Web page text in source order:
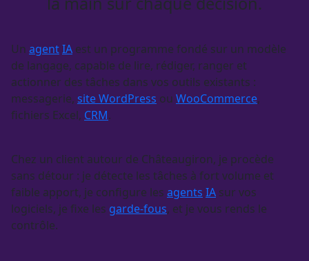
Un agentIA est un programme fondé sur un modèle
de langage, capable de lire, rédiger, ranger et
actionner des tâches dans vos outils existants :
messagerie, site WordPress ou WooCommerce,
fichiers Excel, CRM.
Chez un client autour de Châteaugiron, je procède
sans détour : je détecte les tâches à fort volume et
faible apport, je configure les agents IA sur vos
logiciels, je fixe les garde-fous, et je vous rends le
contrôle.